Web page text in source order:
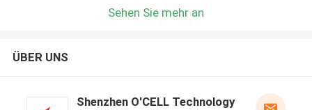
Sehen Sie mehr an
ÜBER UNS
Shenzhen O'CELL Technology